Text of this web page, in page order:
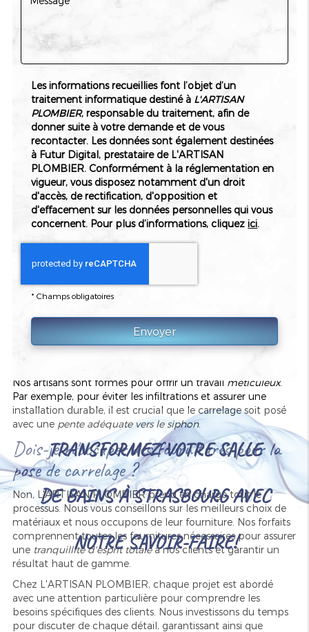
assurant une durabilité sans compromis. Chaque étape de
client et la pérennité des installations. Nous innovons
constamment pour rester à la pointe des avancées
technologiques dans le domaine du carrelage.
Des expériences uniques avec notre service
de pose
En choisissantnotre service de pose de carrelage pour salle
de bain, vous bénéficiez d'un travail soigné et professionnel
qui transforme vos espaces selon vos attentes. Notre équipe
s'assure de répondre à vos besoins spécifiques avec précision
et exactitude.
Comment garantir que le carrelage de votre salle de bain
soit durable et esthétique ? Avec L'ARTISAN PLOMBIER,
nous utilisons des matériaux dehaute qualité
esthétique. La satisfaction de nos clients est notre priorité,
et notre expertise fait toute la différence.
La pose de carrelage nécessite-t-elle des
compétences spécifiques ?
Nos artisans sont formés pour offrir un travail méticuleux.
Par exemple, pour éviter les infiltrations et assurer une
installation durable, il est crucial que le carrelage soit posé
avec une pente adéquate vers le siphon.
Dois-je m'occuper des fournitures pour la
pose de carrelage ?
Non, L'ARTISAN PLOMBIER prend en charge tout le
processus. Nous vous conseillons sur les meilleurs choix de
matériaux et nous occupons de leur fourniture. Nos forfaits
comprennent toutes les fournitures nécessaires pour assurer
une tranquillité d'esprit totaleà nos clients et garantir un
résultat haut de gamme.
Chez L'ARTISAN PLOMBIER, chaque projet est abordé
avec une attention particulière pour comprendre les
besoins spécifiques des clients. Nous investissons du temps
pour discuter de chaque détail, garantissant ainsi que
Les informations recueillies font l’objet d’un
traitement informatique destiné à L'ARTISAN
PLOMBIER, responsable du traitement, afin de
donner suite à votre demande et de vous
recontacter. Les données sont également destinées
à Futur Digital, prestataire de L'ARTISAN
PLOMBIER. Conformément à la réglementation en
vigueur, vous disposez notamment d'un droit
d'accès, de rectification, d'opposition et
d'effacement sur les données personnelles qui vous
concernent. Pour plus d’informations, cliquezici.
*Champs obligatoires
TRANSFORMEZ VOTRE SALLE
DE BAINS À STRASBOURG AVEC
NOTRE SAVOIR-FAIRE!